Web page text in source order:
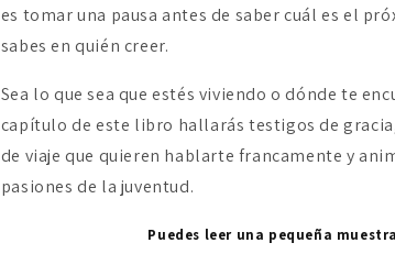
es tomar una pausa antes de saber cuál es el
sabes en quién creer.
Sea lo que sea que estés viviendo o dónde te
capítulo de este libro hallarás testigos de
de viaje que quieren hablarte francamente y
pasiones de la juventud.
Puedes leer una pequeña